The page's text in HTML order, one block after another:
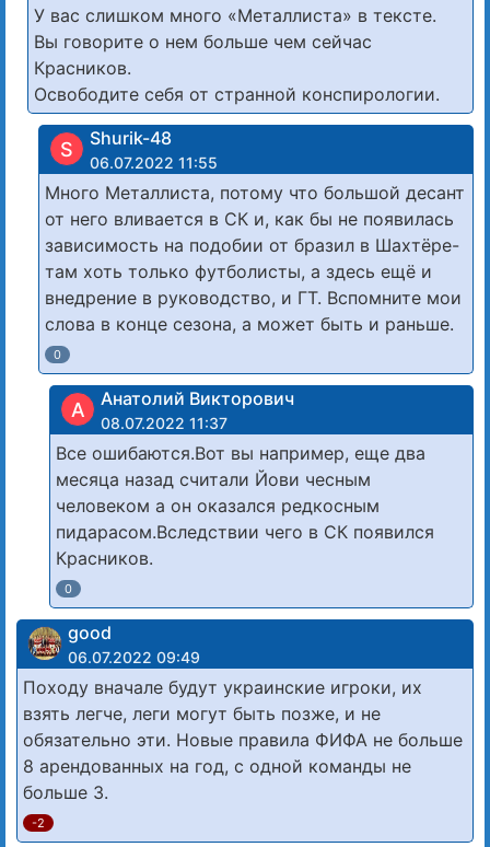
У вас слишком много «Металлиста» в тексте.
Вы говорите о нем больше чем сейчас
Красников.
Освободите себя от странной конспирологии.
S Shurik-48
06.07.2022 11:55
Много Металлиста, потому что большой десант
от него вливается в СК и, как бы не появилась
зависимость на подобии от бразил в Шахтёре-
там хоть только футболисты, а здесь ещё и
внедрение в руководство, и ГТ. Вспомните мои
слова в конце сезона, а может быть и раньше.
0
А Анатолий Викторович
08.07.2022 11:37
Все ошибаются.Вот вы например, еще два
месяца назад считали Йови чесным
человеком а он оказался редкосным
пидарасом.Вследствии чего в СК появился
Красников.
0
good
06.07.2022 09:49
Походу вначале будут украинские игроки, их
взять легче, леги могут быть позже, и не
обязательно эти. Новые правила ФИФА не больше
8 арендованных на год, с одной команды не
больше 3.
-2